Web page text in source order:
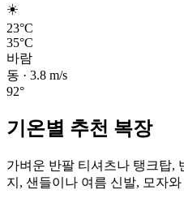
☀️
23°C
35°C
바람
동 · 3.8 m/s
92°
기온별 추천 복장
가벼운 반팔 티셔츠나 탱크탑,
지, 샌들이나 여름 신발, 모자